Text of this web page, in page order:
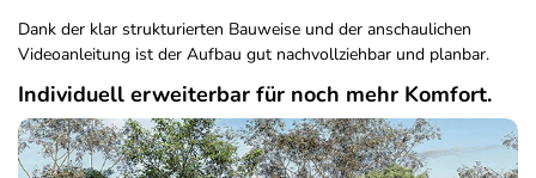
Dank der klar strukturierten Bauweise und der anschaulichen
Videoanleitung ist der Aufbau gut nachvollziehbar und planbar.
Individuell erweiterbar für noch mehr Komfort.